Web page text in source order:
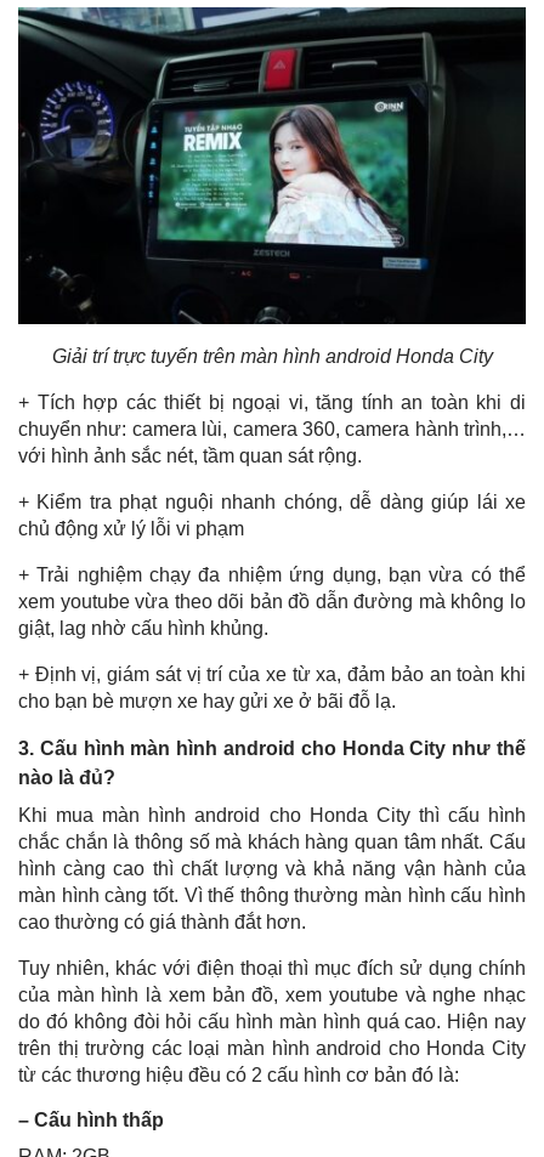
Giải trí trực tuyến trên màn hình android Honda City
+ Tích hợp các thiết bị ngoại vi, tăng tính an toàn khi di
chuyển như: camera lùi, camera 360, camera hành trình,…
với hình ảnh sắc nét, tầm quan sát rộng.
+ Kiểm tra phạt nguội nhanh chóng, dễ dàng giúp lái xe
chủ động xử lý lỗi vi phạm
+ Trải nghiệm chạy đa nhiệm ứng dụng, bạn vừa có thể
xem youtube vừa theo dõi bản đồ dẫn đường mà không lo
giật, lag nhờ cấu hình khủng.
+ Định vị, giám sát vị trí của xe từ xa, đảm bảo an toàn khi
cho bạn bè mượn xe hay gửi xe ở bãi đỗ lạ.
3. Cấu hình màn hình android cho Honda City như thế
nào là đủ?
Khi mua màn hình android cho Honda City thì cấu hình
chắc chắn là thông số mà khách hàng quan tâm nhất. Cấu
hình càng cao thì chất lượng và khả năng vận hành của
màn hình càng tốt. Vì thế thông thường màn hình cấu hình
cao thường có giá thành đắt hơn.
Tuy nhiên, khác với điện thoại thì mục đích sử dụng chính
của màn hình là xem bản đồ, xem youtube và nghe nhạc
do đó không đòi hỏi cấu hình màn hình quá cao. Hiện nay
trên thị trường các loại màn hình android cho Honda City
từ các thương hiệu đều có 2 cấu hình cơ bản đó là:
– Cấu hình thấp